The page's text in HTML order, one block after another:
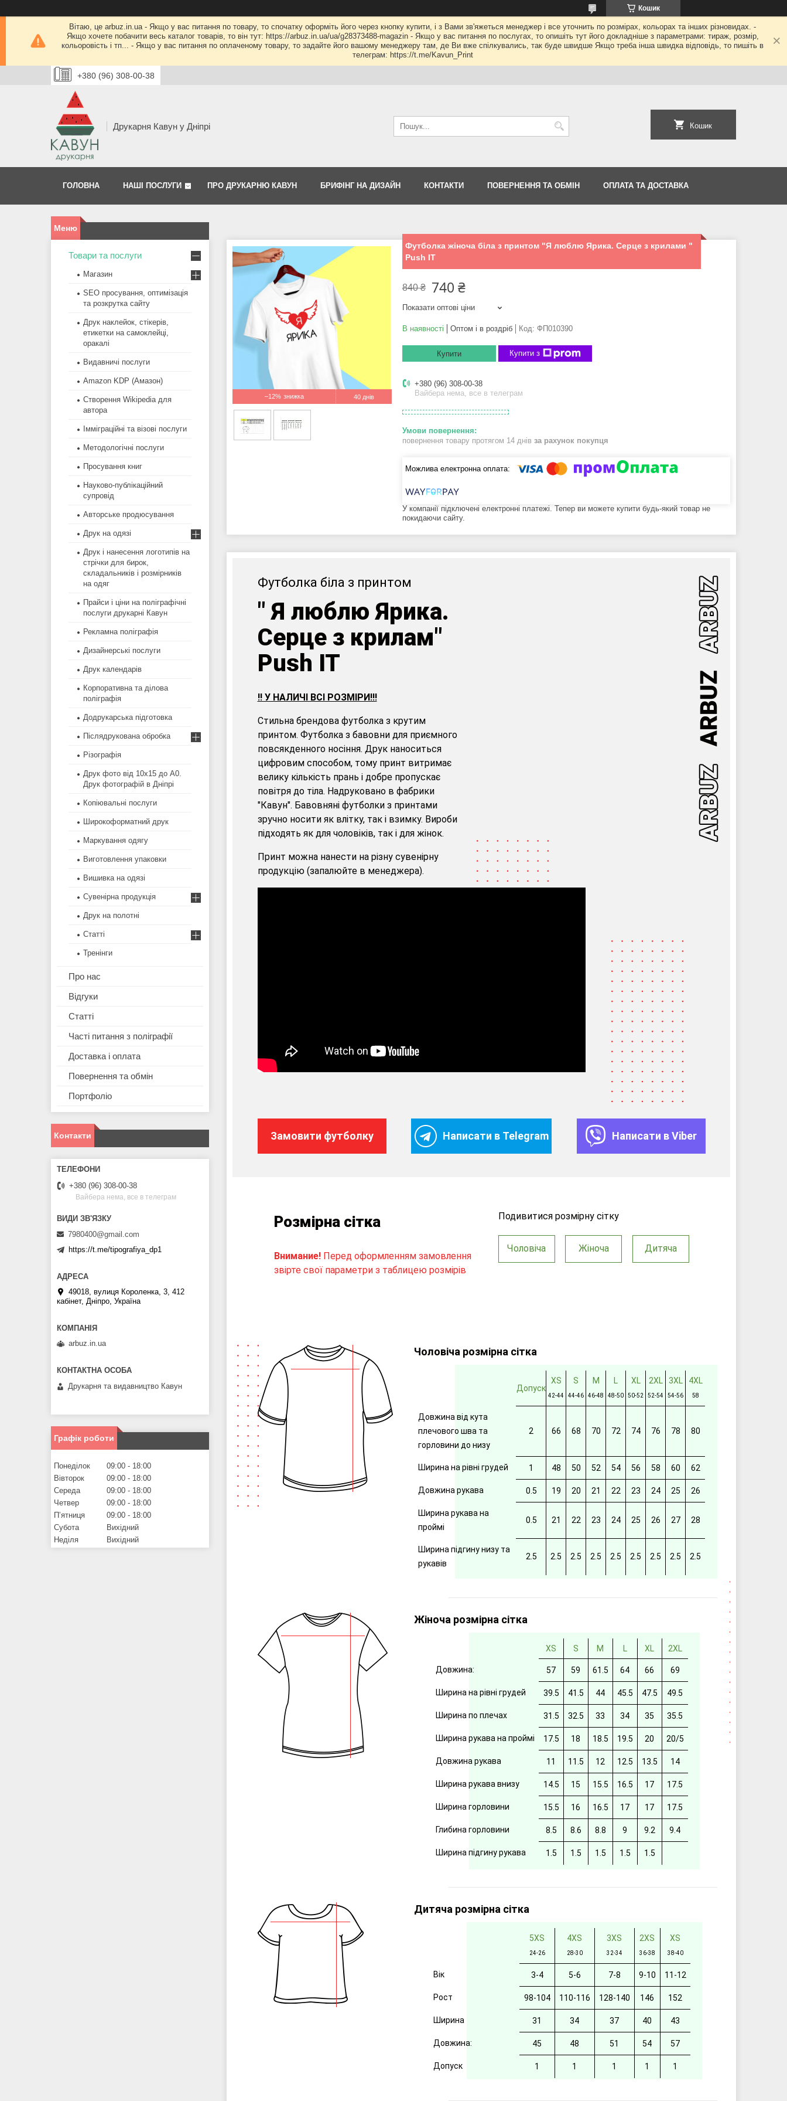
Кошик
Вітаю, це arbuz.in.ua - Якщо у вас питання по товару, то спочатку оформіть його через кнопку купити, і з Вами зв'яжеться менеджер і все уточнить по розмірах, кольорах та інших різновидах. -
Якщо хочете побачити весь каталог товарів, то він тут: https://arbuz.in.ua/ua/g28373488-magazin - Якщо у вас питання по послугах, то опишіть тут його докладніше з параметрами: тираж, розмір,
кольоровість і тп... - Якщо у вас питання по оплаченому товару, то задайте його вашому менеджеру там, де Ви вже спілкувались, так буде швидше Якщо треба інша швидка відповідь, то пишіть в
телеграм: https://t.me/Kavun_Print
+380 (96) 308-00-38
Друкарня Кавун у Дніпрі Кошик
ГОЛОВНА НАШІ ПОСЛУГИ ПРО ДРУКАРНЮ КАВУН БРИФІНГ НА ДИЗАЙН КОНТАКТИ ПОВЕРНЕННЯ ТА ОБМІН ОПЛАТА ТА ДОСТАВКА
–12% 40 днів
Футболка жіноча біла з принтом "Я люблю Ярика. Серце з крилами "
Push IT
840 ₴ 740 ₴
Показати оптові ціни
В наявності Оптом і в роздріб Код: ФП010390
Купити Купити з
+380 (96) 308-00-38
Вайбера нема, все в телеграм
повернення товару протягом 14 днів за рахунок покупця
У компанії підключені електронні платежі. Тепер ви можете купити будь-який товар не
покидаючи сайту.
Футболка біла з принтом
"Я люблю Ярика.
Серце з крилам"
Push IT
!! У НАЛИЧІ ВСІ РОЗМІРИ!!!
Стильна брендова футболка з крутим
принтом. Футболка з бавовни для приємного
повсякденного носіння. Друк наноситься
цифровим способом, тому принт витримає
велику кількість прань і добре пропускає
повітря до тіла. Надруковано в фабрики
"Кавун". Бавовняні футболки з принтами
зручно носити як влітку, так і взимку. Вироби
підходять як для чоловіків, так і для жінок.
Принт можна нанести на різну сувенірну
продукцію (запалюйте в менеджера).
Замовити футболку Написати в Telegram Написати в Viber
Розмірна сітка
Внимание! Перед оформленням замовлення
звірте свої параметри з таблицею розмірів
Подивитися розмірну сітку
Чоловіча Жіноча Дитяча
Чоловіча розмірна сітка
Допуск
XS
42-44
S
44-46
M
46-48
L
48-50
XL
50-52
2XL
52-54
3XL
54-56
4XL
58
Довжина від кута
плечового шва та
горловини до низу
2 66 68 70 72 74 76 78 80
Ширина на рівні грудей 1 48 50 52 54 56 58 60 62
Довжина рукава 0.5 19 20 21 22 23 24 25 26
Ширина рукава на
проймі
0.5 21 22 23 24 25 26 27 28
Ширина підгину низу та
рукавів
2.5 2.5 2.5 2.5 2.5 2.5 2.5 2.5 2.5
Жіноча розмірна сітка
XS S M L XL 2XL
Довжина: 57 59 61.5 64 66 69
Ширина на рівні грудей 39.5 41.5 44 45.5 47.5 49.5
Ширина по плечах 31.5 32.5 33 34 35 35.5
Ширина рукава на проймі 17.5 18 18.5 19.5 20 20/5
Довжина рукава 11 11.5 12 12.5 13.5 14
Ширина рукава внизу 14.5 15 15.5 16.5 17 17.5
Ширина горловини 15.5 16 16.5 17 17 17.5
Глибина горловини 8.5 8.6 8.8 9 9.2 9.4
Ширина підгину рукава 1.5 1.5 1.5 1.5 1.5
Дитяча розмірна сітка
5XS
24-26
4XS
28-30
3XS
32-34
2XS
36-38
XS
38-40
Вік 3-4 5-6 7-8 9-10 11-12
Рост 98-104 110-116 128-140 146 152
Ширина 31 34 37 40 43
Довжина: 45 48 51 54 57
Допуск 1 1 1 1 1
Товари та послуги
Магазин
SEO просування, оптимізація
та розкрутка сайту
Друк наклейок, стікерів,
етикетки на самоклейці,
оракалі
Видавничі послуги
Amazon KDP (Амазон)
Створення Wikipedia для
автора
Імміграційні та візові послуги
Методологічні послуги
Просування книг
Науково-публікаційний
супровід
Авторське продюсування
Друк на одязі
Друк і нанесення логотипів на
стрічки для бирок,
складальників і розмірників
на одяг
Прайси і ціни на поліграфічні
послуги друкарні Кавун
Рекламна поліграфія
Дизайнерські послуги
Друк календарів
Корпоративна та ділова
поліграфія
Додрукарська підготовка
Післядрукована обробка
Різографія
Друк фото від 10х15 до А0.
Друк фотографій в Дніпрі
Копіювальні послуги
Широкоформатний друк
Маркування одягу
Виготовлення упаковки
Вишивка на одязі
Сувенірна продукція
Друк на полотні
Статті
Тренінги
Про нас
Відгуки
Статті
Часті питання з поліграфії
Доставка і оплата
Повернення та обмін
Портфоліо
Контакти
+380 (96) 308-00-38
Вайбера нема, все в телеграм
7980400@gmail.com
https://t.me/tipografiya_dp1
49018, вулиця Короленка, 3, 412
кабінет, Дніпро, Україна
arbuz.in.ua
Друкарня та видавництво Кавун
Графік роботи
Понеділок 09:00
18:00
Вівторок
09:00
18:00
Середа
09:00
18:00
Четвер
09:00
18:00
Пʼятниця
09:00
18:00
Субота
Вихідний
Неділя
Вихідний